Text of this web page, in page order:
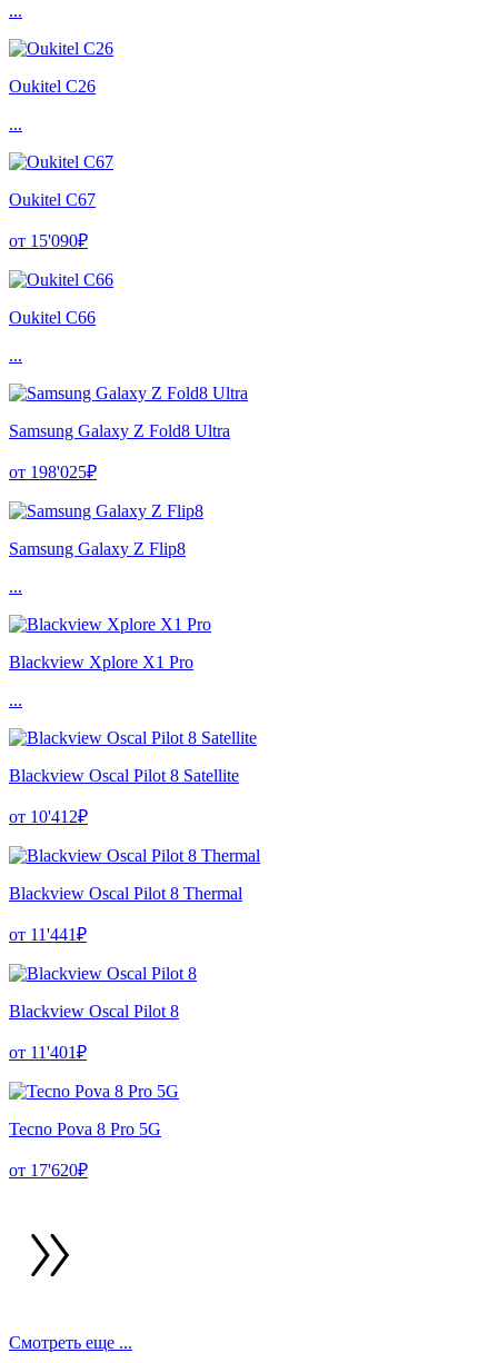
...
Oukitel C26
...
Oukitel C67
от 15'090₽
Oukitel C66
...
Samsung Galaxy Z Fold8 Ultra
от 198'025₽
Samsung Galaxy Z Flip8
...
Blackview Xplore X1 Pro
...
Blackview Oscal Pilot 8 Satellite
от 10'412₽
Blackview Oscal Pilot 8 Thermal
от 11'441₽
Blackview Oscal Pilot 8
от 11'401₽
Tecno Pova 8 Pro 5G
от 17'620₽
Смотреть еще ...